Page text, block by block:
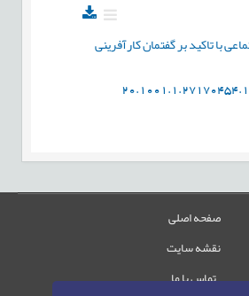
با تاکید بر گفتمان کارآفرینی
صفحه اصلی
نقشه سایت
تماس با ما